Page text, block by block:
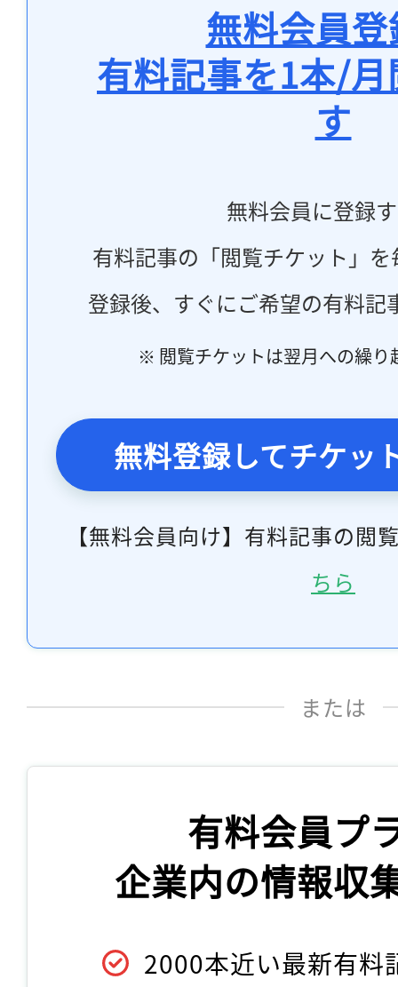
無料会員
有料記事を1本/
す
無料会員に登録
有料記事の「閲覧チケット」
登録後、すぐにご希望の有料記
※ 閲覧チケットは翌月への繰り
無料登録してチケッ
【無料会員向け】有料記事の閲
ちら
または
有料会員プ
企業内の情報収
2000本近い最新有料